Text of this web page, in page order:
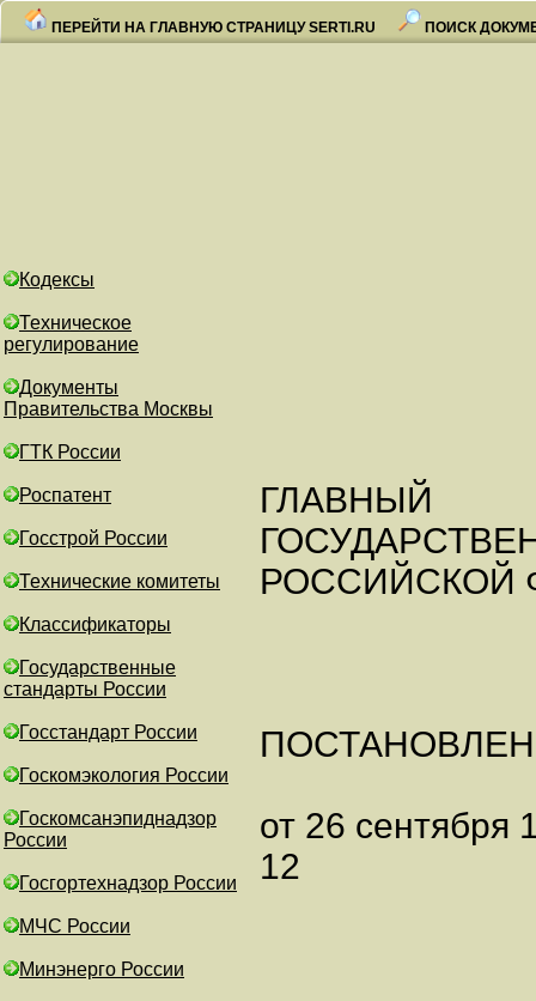
ПЕРЕЙТИ НА ГЛАВНУЮ СТРАНИЦУ SERTI.RU ПОИСК
Кодексы
Техническое
регулирование
Документы
Правительства Москвы
ГТК России
Роспатент
Госстрой России
Технические комитеты
Классификаторы
Государственные
стандарты России
Госстандарт России
Госкомэкология России
Госкомсанэпиднадзор
России
Госгортехнадзор России
МЧС России
Минэнерго России
ГЛАВНЫЙ
РОССИЙСКОЙ
от 26 сентября
12